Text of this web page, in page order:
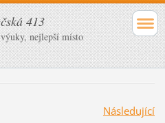
413
nejlepší místo
Následující